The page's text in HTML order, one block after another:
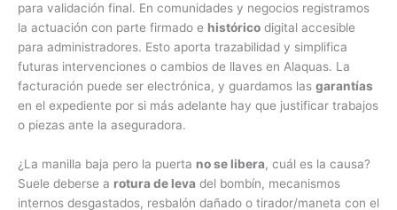
para validación final. En comunidades y negocios registramos
la actuación con parte firmado e histórico digital accesible
para administradores. Esto aporta trazabilidad y simplifica
futuras intervenciones o cambios de llaves en Alaquas. La
facturación puede ser electrónica, y guardamos las garantías
en el expediente por si más adelante hay que justificar trabajos
o piezas ante la aseguradora.
¿La manilla baja pero la puerta no se libera, cuál es la causa?
Suele deberse a rotura de leva del bombín, mecanismos
internos desgastados, resbalón dañado o tirador/maneta con el